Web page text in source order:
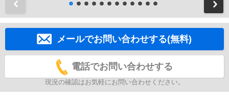
メールでお問い合わせする(無料)
電話でお問い合わせする
現況の確認はお気軽にお問い合わせください。